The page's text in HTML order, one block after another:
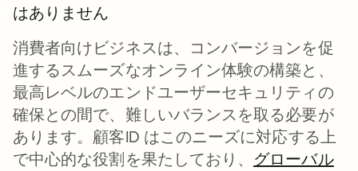
はありません
消費者向けビジネスは、コンバージョンを促
進するスムーズなオンライン体験の構築と、
最高レベルのエンドユーザーセキュリティの
確保との間で、難しいバランスを取る必要が
あります。顧客ID はこのニーズに対応する上
で中心的な役割を果たしており、 グローバル